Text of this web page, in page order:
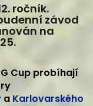
ročník.
závod
na
Cup probíhají
a Karlovarského